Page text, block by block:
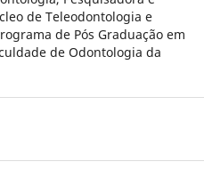
de Teleodontologia e
de Pós Graduação em
de Odontologia da